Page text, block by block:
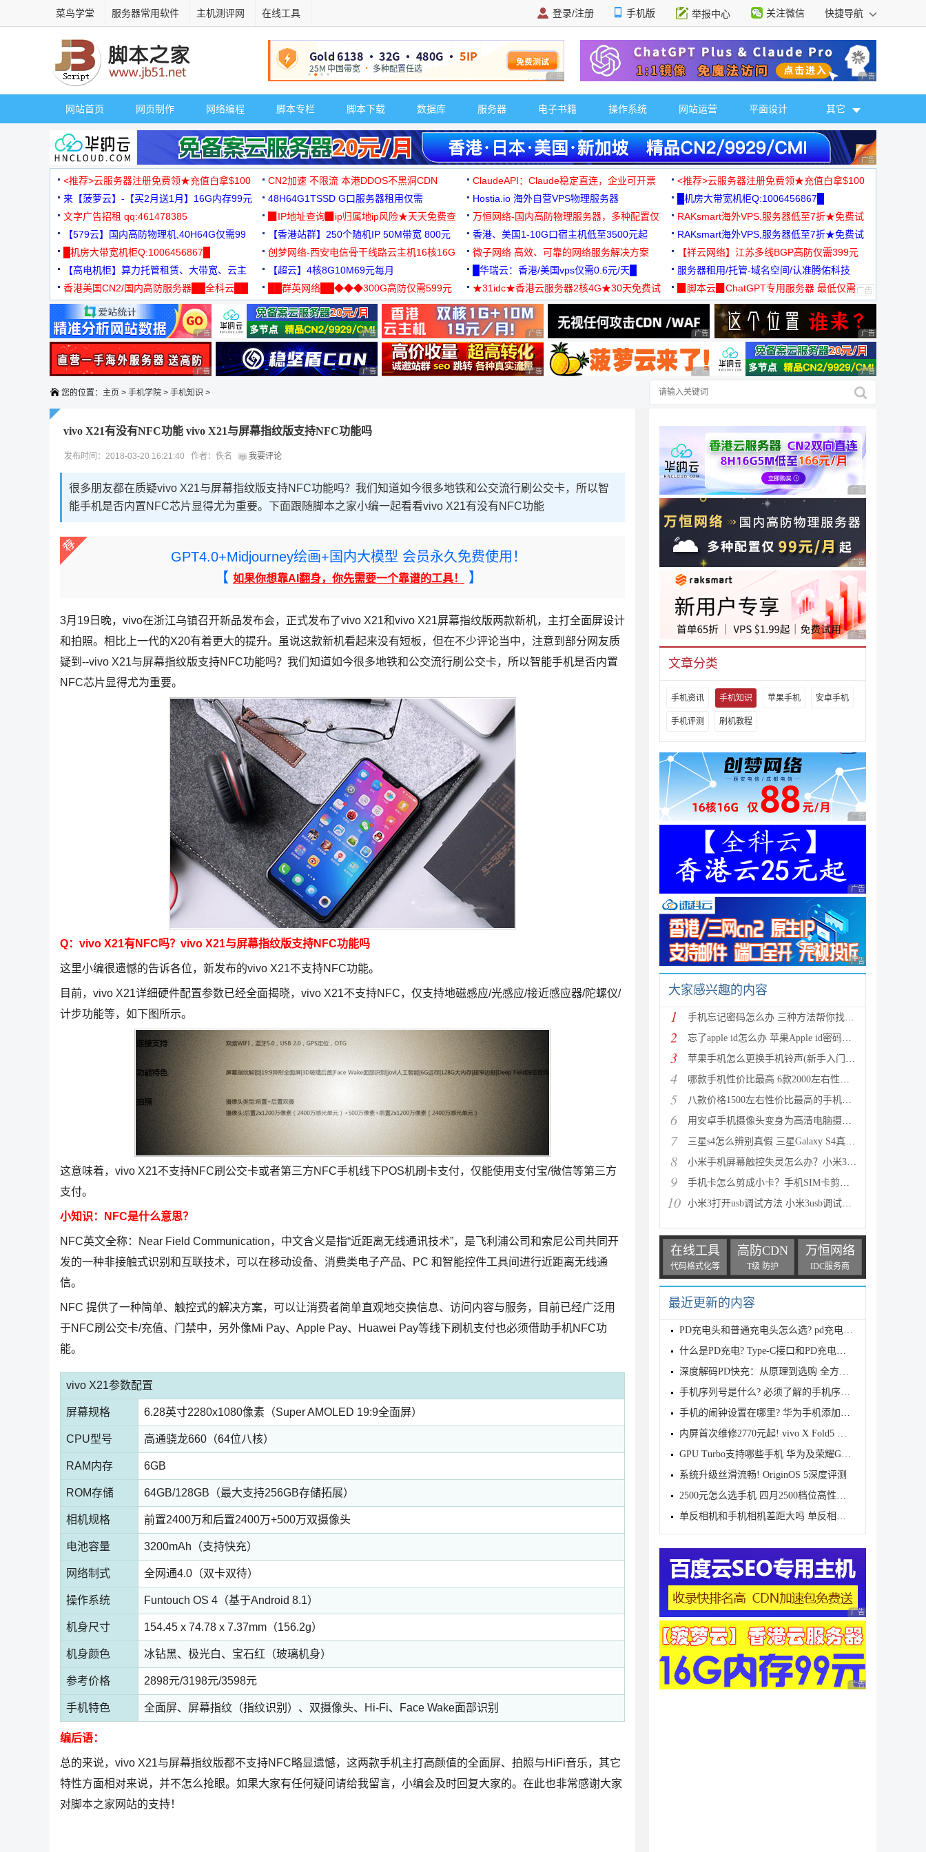
菜鸟学堂 服务器常用软件 主机测评网 在线工具 登录/注册 手机版 举报中心 关注微信 快捷导航
广告 商业广告，理性选择 广告 商业广告，理
网站首页 网页制作 网络编程 脚本专栏 脚本下载 数据库 服务器 电子书籍 操作系统 网站运营 平面设计 其它
广告 商业广告，理
<推荐>云服务器注册免费领★充值白拿$100 CN2加速 不限流 本港DDOS不黑洞CDN ClaudeAPI：Claude稳定直连，企业可开票
<推荐>云服务器注册免费领★充值白拿$100
来【菠萝云】-【买2月送1月】16G内存99元
48H64G1TSSD G口服务器租用仅需
3000+可免费测试
Hostia.io 海外自营VPS物理服务器
█机房大带宽机柜Q:1006456867█
文字广告招租 qq:461478385
▉IP地址查询▉ip归属地ip风险★天天免费查
万恒网络-国内高防物理服务器，多种配置仅
99元/月起
RAKsmart海外VPS,服务器低至7折★免费试
用★
【579云】国内高防物理机,40H64G仅需99
元
【香港站群】250个随机IP 50M带宽 800元 香港、美国1-10G口宿主机低至3500元起
RAKsmart海外VPS,服务器低至7折★免费试
用★
█机房大带宽机柜Q:1006456867█
创梦网络-西安电信骨干线路云主机16核16G
88元/月
微子网络 高效、可靠的网络服务解决方案
【祥云网络】江苏多线BGP高防仅需399元
【高电机柜】算力托管租赁、大带宽、云主
机
【超云】4核8G10M69元每月 █华瑞云：香港/美国vps仅需0.6元/天█
服务器租用/托管-域名空间/认准腾佑科技
香港美国CN2/国内高防服务器██全科云██
██群英网络██◆◆◆300G高防仅需599元
◆◆◆
★31idc★香港云服务器2核4G★30天免费试
用◆
▉脚本云▉ChatGPT专用服务器 最低仅需
19元/月
广告 商业广告，理性选择 广告 商业广告，理性选择 广告 商业广告，理性选择 广告 商业广告，理性选择 广告 商业广告，理
广告 商业广告，理性选择 广告 商业广告，理性选择 广告 商业广告，理性选择 广告 商业广告，理性选择 广告 商业广告，理
您的位置： 主页 > 手机学院 > 手机知识 >
vivo X21有没有NFC功能 vivo X21与屏幕指纹版支持NFC功能吗
发布时间：2018-03-20 16:21:40 作者：佚名 我要评论
很多朋友都在质疑vivo X21与屏幕指纹版支持NFC功能吗？我们知道如今很多地铁和公交流行刷公交卡，所以智
能手机是否内置NFC芯片显得尤为重要。下面跟随脚本之家小编一起看看vivo X21有没有NFC功能
GPT4.0+Midjourney绘画+国内大模型 会员永久免费使用！
【 如果你想靠AI翻身，你先需要一个靠谱的工具！ 】
3月19日晚，vivo在浙江乌镇召开新品发布会，正式发布了vivo X21和vivo X21屏幕指纹版两款新机，主打全面屏设计
和拍照。相比上一代的X20有着更大的提升。虽说这款新机看起来没有短板，但在不少评论当中，注意到部分网友质
疑到--vivo X21与屏幕指纹版支持NFC功能吗？我们知道如今很多地铁和公交流行刷公交卡，所以智能手机是否内置
NFC芯片显得尤为重要。
Q：vivo X21有NFC吗？vivo X21与屏幕指纹版支持NFC功能吗
这里小编很遗憾的告诉各位，新发布的vivo X21不支持NFC功能。
目前，vivo X21详细硬件配置参数已经全面揭晓，vivo X21不支持NFC，仅支持地磁感应/光感应/接近感应器/陀螺仪/
计步功能等，如下图所示。
这意味着，vivo X21不支持NFC刷公交卡或者第三方NFC手机线下POS机刷卡支付，仅能使用支付宝/微信等第三方
支付。
小知识：NFC是什么意思？
NFC英文全称：Near Field Communication，中文含义是指“近距离无线通讯技术”，是飞利浦公司和索尼公司共同开
发的一种非接触式识别和互联技术，可以在移动设备、消费类电子产品、PC 和智能控件工具间进行近距离无线通
信。
NFC 提供了一种简单、触控式的解决方案，可以让消费者简单直观地交换信息、访问内容与服务，目前已经广泛用
于NFC刷公交卡/充值、门禁中，另外像Mi Pay、Apple Pay、Huawei Pay等线下刷机支付也必须借助手机NFC功
能。
vivo X21参数配置
屏幕规格 6.28英寸2280x1080像素（Super AMOLED 19:9全面屏）
CPU型号 高通骁龙660（64位八核）
RAM内存 6GB
ROM存储 64GB/128GB（最大支持256GB存储拓展）
相机规格 前置2400万和后置2400万+500万双摄像头
电池容量 3200mAh（支持快充）
网络制式 全网通4.0（双卡双待）
操作系统 Funtouch OS 4（基于Android 8.1）
机身尺寸 154.45 x 74.78 x 7.37mm（156.2g）
机身颜色 冰钻黑、极光白、宝石红（玻璃机身）
参考价格 2898元/3198元/3598元
手机特色 全面屏、屏幕指纹（指纹识别）、双摄像头、Hi-Fi、Face Wake面部识别
编后语：
总的来说，vivo X21与屏幕指纹版都不支持NFC略显遗憾，这两款手机主打高颜值的全面屏、拍照与HiFi音乐，其它
特性方面相对来说，并不怎么抢眼。如果大家有任何疑问请给我留言，小编会及时回复大家的。在此也非常感谢大家
对脚本之家网站的支持！
广告 商业广告，理性
广告 商业广告，理性
广告 商业广告，理性
文章分类
手机资讯 手机知识 苹果手机 安卓手机
手机评测 刷机教程
广告 商业广告，理性
广告 商业广告，理性
广告 商业广告，理性
大家感兴趣的内容
1 手机忘记密码怎么办 三种方法帮你找回忘记的手机密码
2 忘了apple id怎么办 苹果Apple id密码忘了如何找回呢
3 苹果手机怎么更换手机铃声(新手入门教程)
4 哪款手机性价比最高 6款2000左右性价比最高的手机推荐
5 八款价格1500左右性价比最高的手机推荐 款款都超值
6 用安卓手机摄像头变身为高清电脑摄像头让QQ视频更清晰
7 三星s4怎么辨别真假 三星Galaxy S4真伪鉴别图解
8 小米手机屏幕触控失灵怎么办？小米3屏幕失灵问题解决
9 手机卡怎么剪成小卡？手机SIM卡剪卡教程图文介绍
10 小米3打开usb调试方法 小米3usb调试在哪？
在线工具
代码格式化等
高防CDN
T级 防护
万恒网络
IDC服务商
最近更新的内容
PD充电头和普通充电头怎么选? pd充电头和qc充电头的
什么是PD充电? Type-C接口和PD充电的差异
深度解码PD快充：从原理到选购 全方位解锁高效充电密
手机序列号是什么? 必须了解的手机序列号小知识
手机的闹钟设置在哪里? 华为手机添加闹钟的设置方法
内屏首次维修2770元起! vivo X Fold5 折叠屏手机备件
GPU Turbo支持哪些手机 华为及荣耀GPU Turbo适配机型
系统升级丝滑流畅! OriginOS 5深度评测
2500元怎么选手机 四月2500档位高性能手机推荐
单反相机和手机相机差距大吗 单反相机和手机的五大区
广告 商业广告，理性
广告 商业广告，理性